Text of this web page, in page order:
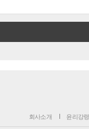
회사소개 윤리강령